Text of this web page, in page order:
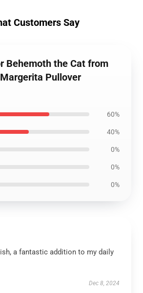
Customers Say
Behemoth the Cat from
Pullover
60%
40%
0%
0%
0%
a fantastic addition to my daily
Dec 8, 2024